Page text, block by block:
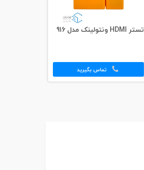
تستر HDMI ونتولینک مدل 916
تماس بگیرید